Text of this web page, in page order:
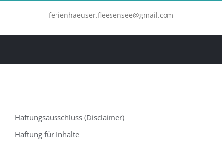
ferienhaeuser.fleesensee@gmail.com
Haftungsausschluss (Disclaimer)
Haftung für Inhalte